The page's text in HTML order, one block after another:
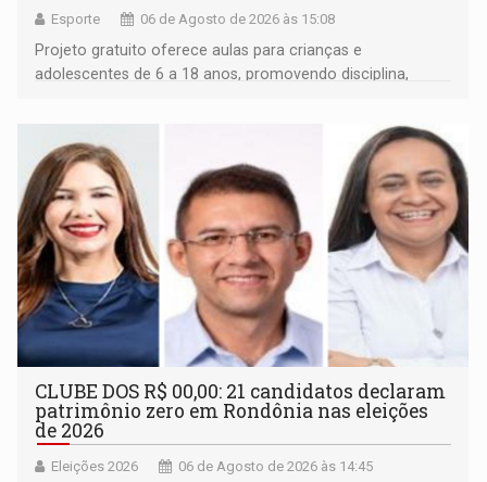
Esporte 06 de Agosto de 2026 às 15:08
Projeto gratuito oferece aulas para crianças e
adolescentes de 6 a 18 anos, promovendo disciplina,
CLUBE DOS R$ 00,00: 21 candidatos declaram
patrimônio zero em Rondônia nas eleições
de 2026
Eleições 2026 06 de Agosto de 2026 às 14:45